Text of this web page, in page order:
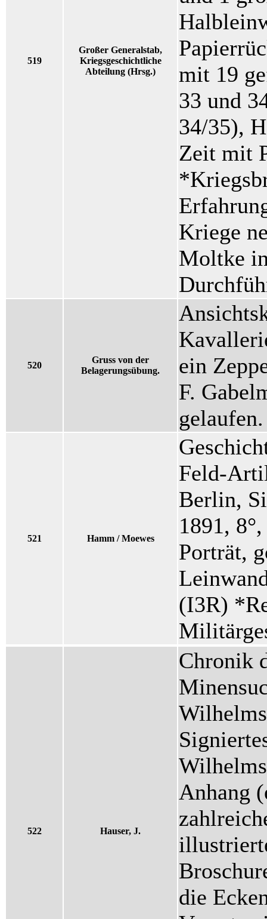
519
Großer Generalstab,
Kriegsgeschichtliche
Abteilung (Hrsg.)
mit 19
33 und
34/35),
Zeit mit
Kriege
Moltke
520
Gruss von der
Belagerungsübung.
ein
F.
gelaufen.
521 Hamm / Moewes
Feld-
Berlin,
1891,
Porträt,
(I3R)
522 Hauser, J.
Chronik
Anhang
die